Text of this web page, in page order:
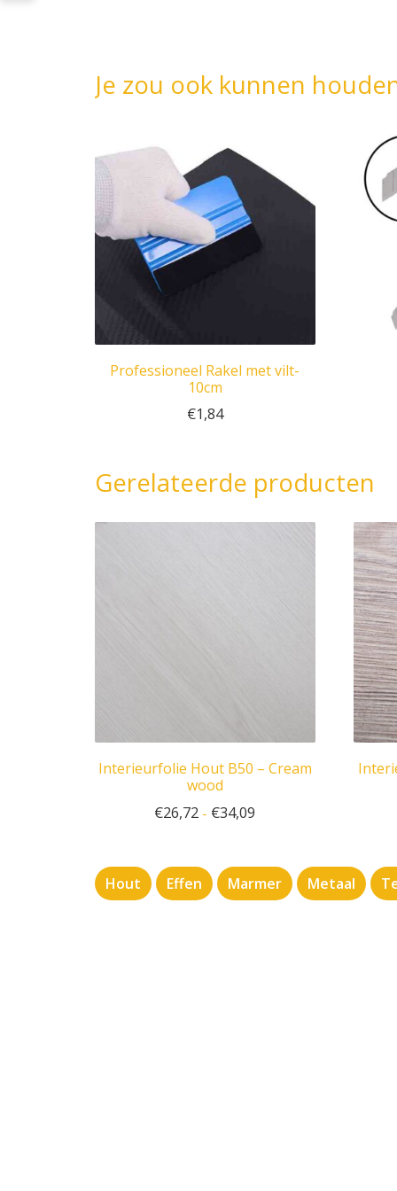
Je zou ook kunnen
Professioneel Rakel met vilt-
10cm
€1,84
Gerelateerde producten
Interieurfolie Hout B50 – Cream
wood
€26,72 - €34,09
Hout Effen Marmer Metaal